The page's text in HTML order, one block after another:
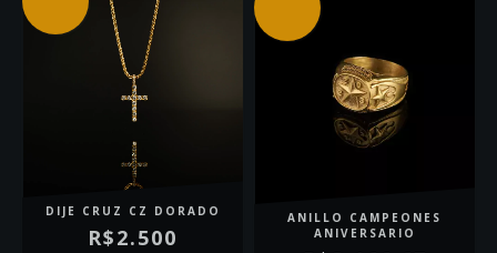
DIJE CRUZ CZ DORADO
R$2.500
ANILLO CAMPEONES
ANIVERSARIO